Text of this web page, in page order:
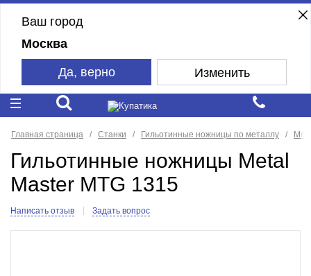
Ваш город
Москва
Да, верно Изменить
Главная страница Станки Гильотинные ножницы по металлу
Гильотинные ножницы Metal
Master MTG 1315
Написать отзыв Задать вопрос